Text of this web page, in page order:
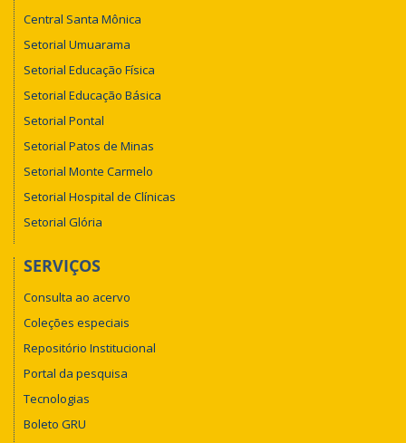
Central Santa Mônica
Setorial Umuarama
Setorial Educação Física
Setorial Educação Básica
Setorial Pontal
Setorial Patos de Minas
Setorial Monte Carmelo
Setorial Hospital de Clínicas
Setorial Glória
SERVIÇOS
Consulta ao acervo
Coleções especiais
Repositório Institucional
Portal da pesquisa
Tecnologias
Boleto GRU